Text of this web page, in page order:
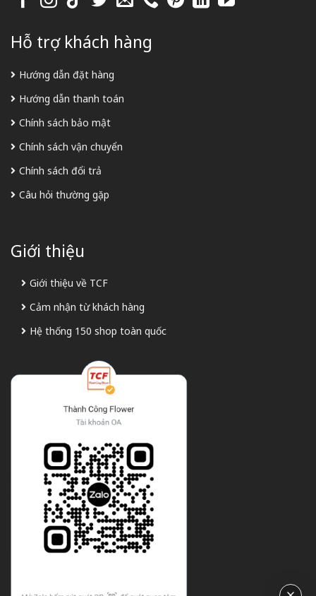
Hỗ trợ khách hàng
Hướng dẫn đặt hàng
Hướng dẫn thanh toán
Chính sách bảo mật
Chính sách vận chuyển
Chính sách đổi trả
Câu hỏi thường gặp
Giới thiệu
Giới thiệu về TCF
Cảm nhận từ khách hàng
Hệ thống 150 shop toàn quốc